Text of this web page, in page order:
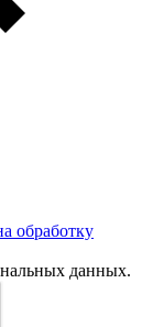
обработку
данных.